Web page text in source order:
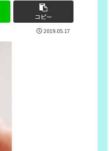
コピー
2019.05.17